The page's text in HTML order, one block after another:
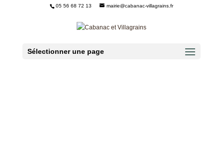
05 56 68 72 13 mairie@cabanac-villagrains.fr
Sélectionner une page